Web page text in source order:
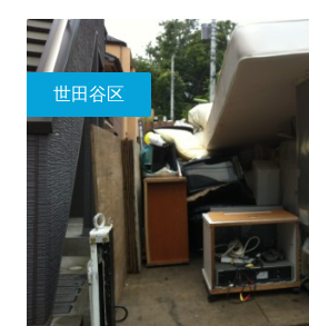
世田谷区